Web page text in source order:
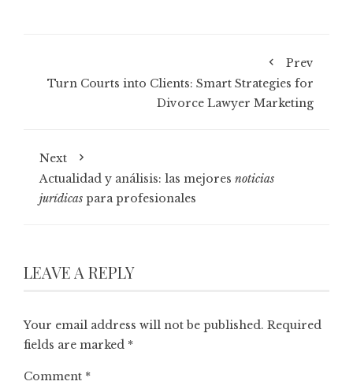
Prev
Turn Courts into Clients: Smart Strategies for
Divorce Lawyer Marketing
Next
Actualidad y análisis: las mejores noticias
jurídicas para profesionales
LEAVE A REPLY
Your email address will not be published. Required
fields are marked *
Comment *